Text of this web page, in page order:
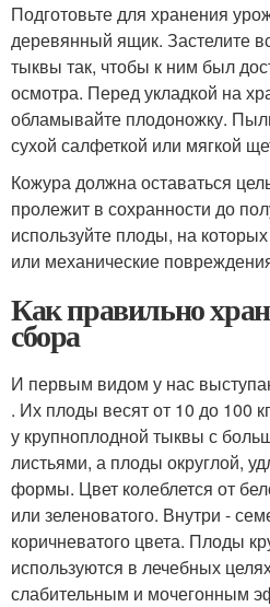
Подготовьте для хранения
деревянный ящик. Застелите
тыквы так, чтобы к ним был
осмотра. Перед укладкой на
обламывайте плодоножку.
сухой салфеткой или мягкой
Кожура должна оставаться
пролежит в сохранности до
используйте плоды, на
или механические
Как правильно
сбора
И первым видом у нас
. Их плоды весят от 10 до 100
у крупноплодной тыквы с
листьями, а плоды округлой,
формы. Цвет колеблется от
или зеленоватого. Внутри -
коричневатого цвета. Плоды
используются в лечебных
слабительным и мочегонным